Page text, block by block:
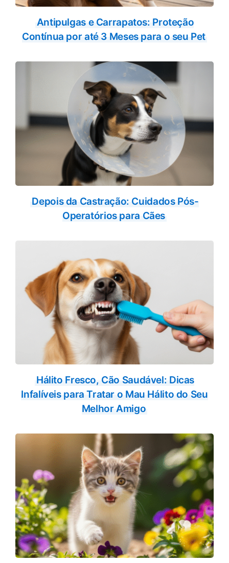
Antipulgas e Carrapatos: Proteção
Contínua por até 3 Meses para o seu Pet
Depois da Castração: Cuidados Pós-
Operatórios para Cães
Hálito Fresco, Cão Saudável: Dicas
Infalíveis para Tratar o Mau Hálito do Seu
Melhor Amigo